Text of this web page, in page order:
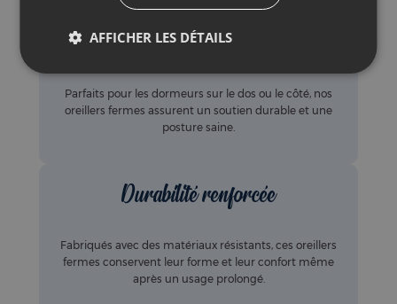
Idéal pour dos et côté
Parfaits pour les dormeurs sur le dos ou le côté, nos
oreillers fermes assurent un soutien durable et une
posture saine.
Durabilité renforcée
Fabriqués avec des matériaux résistants, ces oreillers
fermes conservent leur forme et leur confort même
après un usage prolongé.